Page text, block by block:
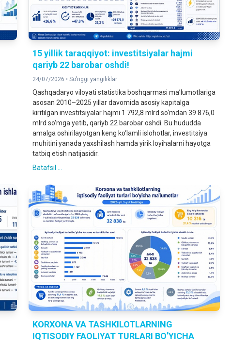
15 yillik taraqqiyot: investitsiyalar hajmi
qariyb 22 barobar oshdi!
24/07/2026 •So'nggi yangiliklar
Qashqadaryo viloyati statistika boshqarmasi ma’lumotlariga
asosan 2010–2025 yillar davomida asosiy kapitalga
kiritilgan investitsiyalar hajmi 1 792,8 mlrd so‘mdan 39 876,0
mlrd so‘mga yetib, qariyb 22 barobar oshdi. Bu hududda
amalga oshirilayotgan keng ko‘lamli islohotlar, investitsiya
muhitini yanada yaxshilash hamda yirik loyihalarni hayotga
tatbiq etish natijasidir.
Batafsil ...
KORXONA VA TASHKILOTLARNING
IQTISODIY FAOLIYAT TURLARI BO’YICHA